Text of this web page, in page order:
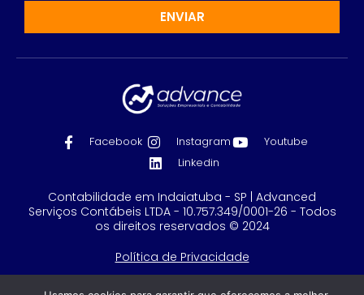
ENVIAR
Facebook Instagram
Youtube
Linkedin
Contabilidade em Indaiatuba - SP | Advanced
Serviços Contábeis LTDA - 10.757.349/0001-26 - Todos
os direitos reservados © 2024
Política de Privacidade
Feito com
por GRUPO DPG